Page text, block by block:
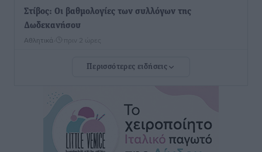
Στίβος: Οι βαθμολογίες των συλλόγων της
Δωδεκανήσου
Αθλητικά πριν 2 ώρες
Νέες ταυτότητες: Ποιοι πρέπει να τις αλλάξουν άμεσα
Ειδήσεις πριν 2 ώρες
Στον Ιπποκράτη η Μαρία Βλάχου
• πριν 2 ώρες
Περισσότερες ειδήσεις